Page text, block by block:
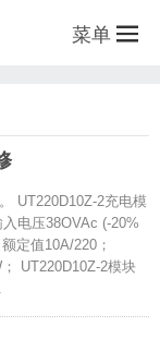
菜单
UT220D10Z-2充电模
电压38OVAc (-20%
定值10A/220；
UT220D10Z-2模块